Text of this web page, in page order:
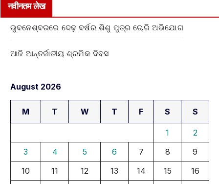
नवीनतम लेख
ଭୁବନେଶ୍ବରରେ ଦେଢ଼ ବର୍ଷର ଶିଶୁ ପୁତ୍ର ଚୋରି ଅଭିଯୋଗ
ଆଜି ଆନ୍ତର୍ଜାତୀୟ ଶ୍ରମିକ ଦିବସ
August 2026
M T W T F S S
1
2
3
4 5 6 7 8
9
10
11 12 13 14 15
16